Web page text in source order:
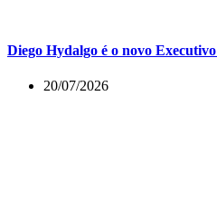
Diego Hydalgo é o novo
20/07/2026